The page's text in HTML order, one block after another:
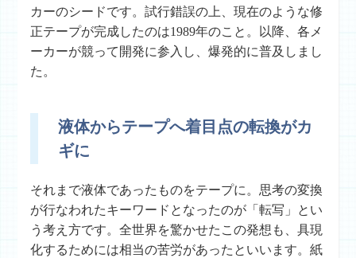
カーのシードです。試行錯誤の上、現在のような修
正テープが完成したのは1989年のこと。以降、各メ
ーカーが競って開発に参入し、爆発的に普及しまし
た。
液体からテープへ着目点の転換がカ
ギに
それまで液体であったものをテープに。思考の変換
が行なわれたキーワードとなったのが「転写」とい
う考え方です。全世界を驚かせたこの発想も、具現
化するためには相当の苦労があったといいます。紙